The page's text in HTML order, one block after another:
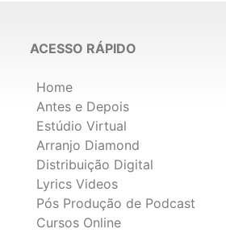
ACESSO RÁPIDO
Home
Antes e Depois
Estúdio Virtual
Arranjo Diamond
Distribuição Digital
Lyrics Videos
Pós Produção de Podcast
Cursos Online